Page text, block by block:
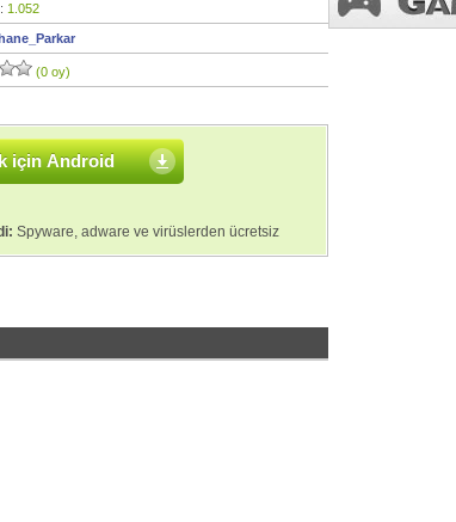
1.052
(0 oy)
için Android
Spyware, adware ve virüslerden ücretsiz